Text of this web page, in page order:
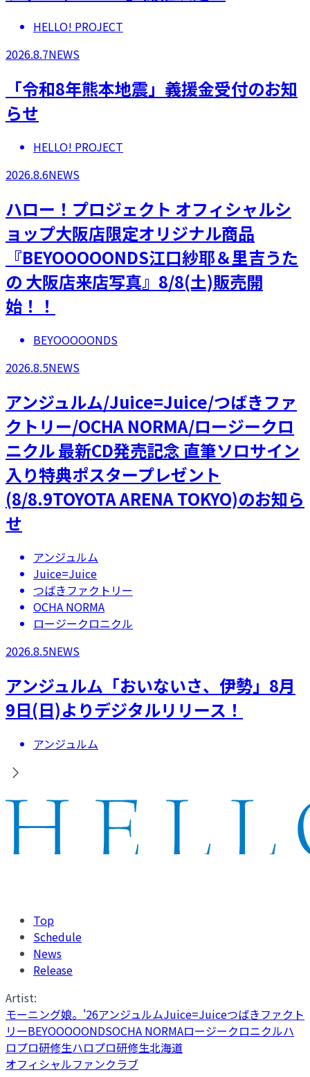
HELLO! PROJECT
2026.8.7NEWS
「令和8年熊本地震」義援金受付のお知
らせ
HELLO! PROJECT
2026.8.6NEWS
ハロー！プロジェクト オフィシャルシ
ョップ大阪店限定オリジナル商品
『BEYOOOOONDS江口紗耶＆里吉うた
の 大阪店来店写真』8/8(土)販売開
始！！
BEYOOOOONDS
2026.8.5NEWS
アンジュルム/Juice=Juice/つばきファ
クトリー/OCHA NORMA/ロージークロ
ニクル 最新CD発売記念 直筆ソロサイン
入り特典ポスタープレゼント
(8/8.9TOYOTA ARENA TOKYO)のお知ら
せ
アンジュルム
Juice=Juice
つばきファクトリー
OCHA NORMA
ロージークロニクル
2026.8.5NEWS
アンジュルム「おいないさ、伊勢」8月
9日(日)よりデジタルリリース！
アンジュルム
Top
Schedule
News
Release
Artist:
モーニング娘。'26アンジュルムJuice=Juiceつばきファクト
リーBEYOOOOONDSOCHA NORMAロージークロニクルハ
ロプロ研修生ハロプロ研修生北海道
オフィシャルファンクラブ